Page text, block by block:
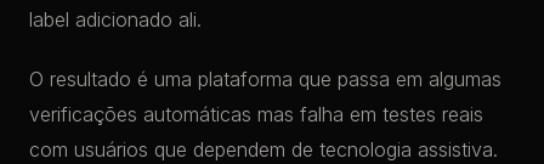
label adicionado ali.
O resultado é uma plataforma que passa em algumas
verificações automáticas mas falha em testes reais
com usuários que dependem de tecnologia assistiva.